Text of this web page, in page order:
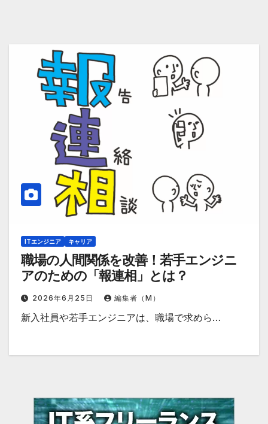
ITエンジニア キャリア
職場の人間関係を改善！若手エンジニ
アのための「報連相」とは？
2026年6月25日 編集者（M）
新入社員や若手エンジニアは、職場で求めら…